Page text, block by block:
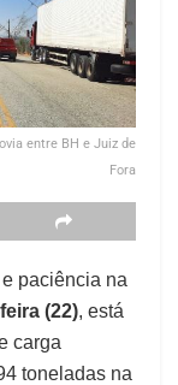
entre BH e Juiz de
Fora
paciência na
(22), está
carga
toneladas na